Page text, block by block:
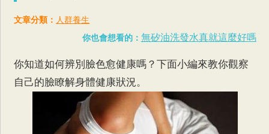
文章分類： 人群養生
你也會想看的： 無矽油洗發水真就這麼好嗎
你知道如何辨別臉色愈健康嗎？下面小編來教你觀察
自己的臉瞭解身體健康狀況。